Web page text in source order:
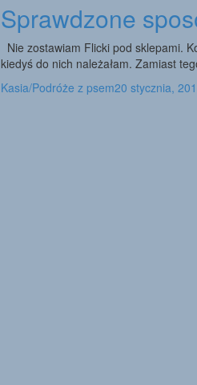
Sprawdzone
Nie zostawiam Flicki pod sklepami.
kiedyś do nich należałam. Zamiast
Kasia/Podróże z psem20 stycznia,